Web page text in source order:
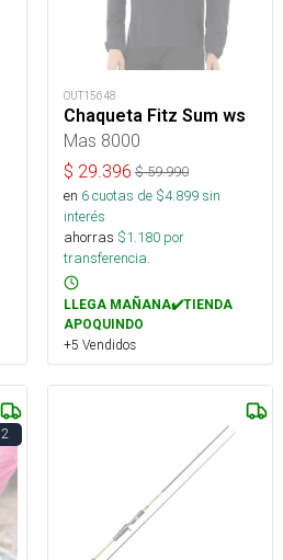
OUT15648
Chaqueta Fitz Sum ws
Mas 8000
$ 29.396 $59.990
en 6cuotas de $4.899sin
interés
ahorras $1.180 por
transferencia.
LLEGA MAÑANA✔️TIENDA
APOQUINDO
+5 Vendidos
2